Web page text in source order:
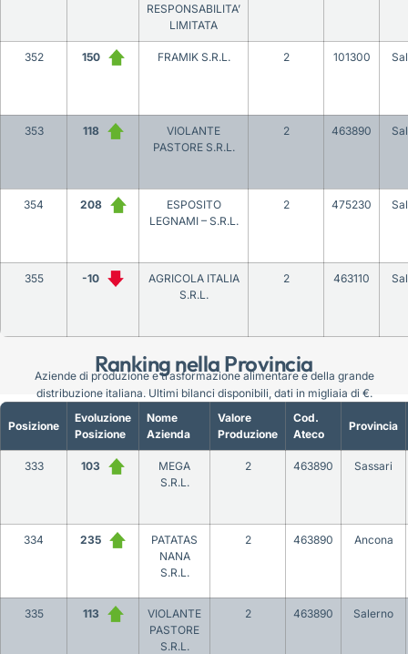
Ranking nella Provincia
RESPONSABILITA’
LIMITATA
352 150 FRAMIK S.R.L. 2 101300
353 118
VIOLANTE
PASTORE S.R.L.
2 463890
354 208
ESPOSITO
LEGNAMI – S.R.L.
2 475230
355 -10
AGRICOLA ITALIA
S.R.L.
2 463110
Posizione
Evoluzione
Posizione
Nome
Azienda
Valore
Produzione
Cod.
Ateco
Provincia
333 103
MEGA
S.R.L.
2 463890 Sassari
334 235
PATATAS
NANA
S.R.L.
2 463890 Ancona
335 113
VIOLANTE
PASTORE
S.R.L.
2 463890 Salerno
Aziende di produzione e trasformazione alimentare e della grande
distribuzione italiana. Ultimi bilanci disponibili, dati in migliaia di €.